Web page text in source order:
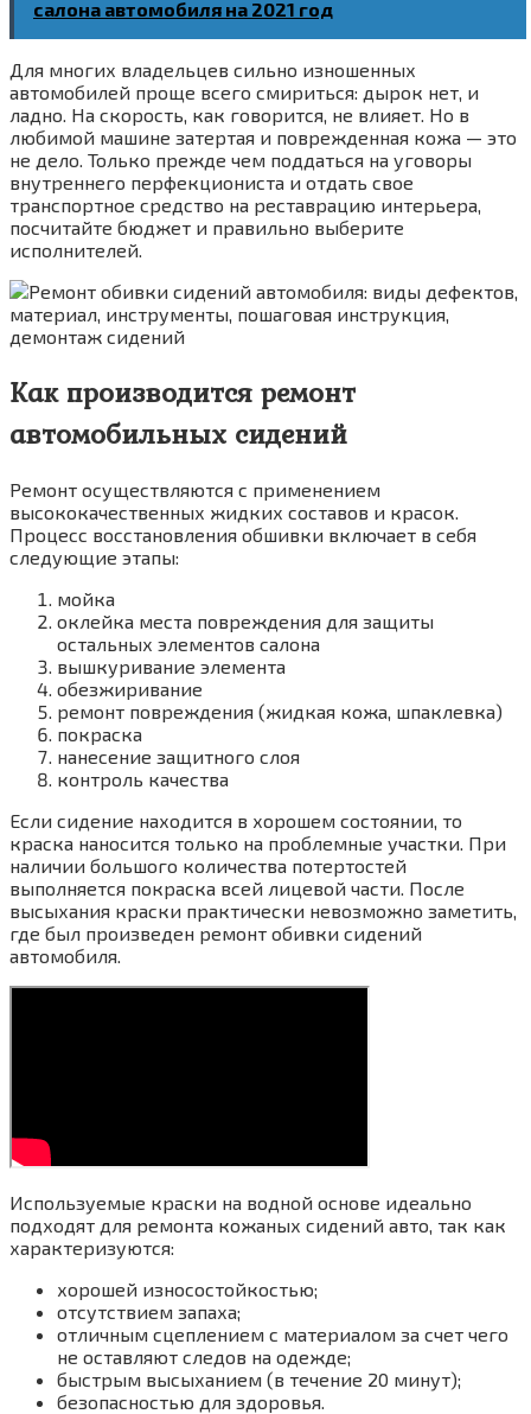
салона автомобиля на 2021 год
Для многих владельцев сильно изношенных
автомобилей проще всего смириться: дырок нет, и
ладно. На скорость, как говорится, не влияет. Но в
любимой машине затертая и поврежденная кожа — это
не дело. Только прежде чем поддаться на уговоры
внутреннего перфекциониста и отдать свое
транспортное средство на реставрацию интерьера,
посчитайте бюджет и правильно выберите
исполнителей.
Как производится ремонт
автомобильных сидений
Ремонт осуществляются с применением
высококачественных жидких составов и красок.
Процесс восстановления обшивки включает в себя
следующие этапы:
мойка
оклейка места повреждения для защиты
остальных элементов салона
вышкуривание элемента
обезжиривание
ремонт повреждения (жидкая кожа, шпаклевка)
покраска
нанесение защитного слоя
контроль качества
Если сидение находится в хорошем состоянии, то
краска наносится только на проблемные участки. При
наличии большого количества потертостей
выполняется покраска всей лицевой части. После
высыхания краски практически невозможно заметить,
где был произведен ремонт обивки сидений
автомобиля.
Используемые краски на водной основе идеально
подходят для ремонта кожаных сидений авто, так как
характеризуются:
хорошей износостойкостью;
отсутствием запаха;
отличным сцеплением с материалом за счет чего
не оставляют следов на одежде;
быстрым высыханием (в течение 20 минут);
безопасностью для здоровья.